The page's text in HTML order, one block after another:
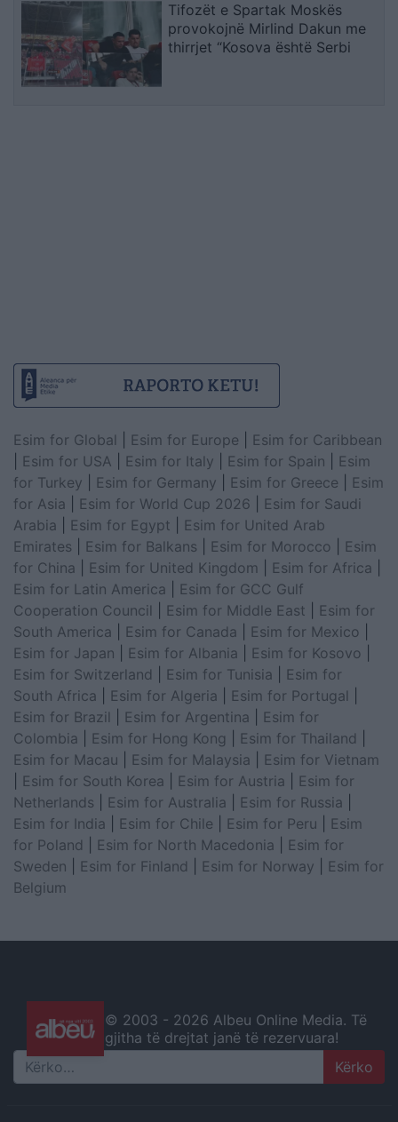
Tifozët e Spartak Moskës
provokojnë Mirlind Dakun me
thirrjet “Kosova është Serbi
Esim for Global Esim for Europe
Esim for Caribbean
Esim for USA Esim for Italy Esim for Spain
Esim
for Turkey
Esim for Germany Esim for Greece
Esim
for Asia
Esim for World Cup 2026
Esim for Saudi
Arabia
Esim for Egypt
Esim for United Arab
Emirates
Esim for Balkans Esim for Morocco
Esim
for China
Esim for United Kingdom Esim for Africa
Esim for Latin America
Esim for GCC Gulf
Cooperation Council
Esim for Middle East
Esim for
South America
Esim for Canada Esim for Mexico
Esim for Japan
Esim for Albania Esim for Kosovo
Esim for Switzerland
Esim for Tunisia
Esim for
South Africa
Esim for Algeria Esim for Portugal
Esim for Brazil
Esim for Argentina
Esim for
Colombia
Esim for Hong Kong Esim for Thailand
Esim for Macau
Esim for Malaysia
Esim for Vietnam
Esim for South Korea Esim for Austria
Esim for
Netherlands
Esim for Australia Esim for Russia
Esim for India
Esim for Chile Esim for Peru
Esim
for Poland
Esim for North Macedonia
Esim for
Sweden
Esim for Finland Esim for Norway
Esim for
Belgium
© 2003 - 2026 Albeu Online Media. Të
gjitha të drejtat janë të rezervuara!
Search